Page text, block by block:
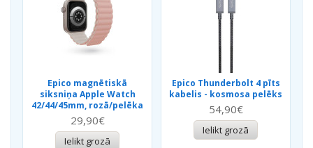
Epico magnētiskā
siksniņa Apple Watch
42/44/45mm, rozā/pelēka
29,90€
Ielikt grozā
Epico Thunderbolt 4 pīts
kabelis - kosmosa pelēks
54,90€
Ielikt grozā